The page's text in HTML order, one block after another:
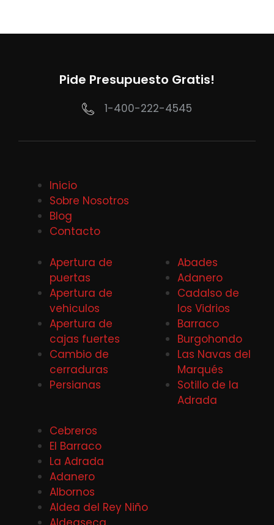
Pide Presupuesto Gratis!
1-400-222-4545
Inicio
Sobre Nosotros
Blog
Contacto
Apertura de
puertas
Apertura de
vehiculos
Apertura de
cajas fuertes
Cambio de
cerraduras
Persianas
Abades
Adanero
Cadalso de
los Vidrios
Barraco
Burgohondo
Las Navas del
Marqués
Sotillo de la
Adrada
Cebreros
El Barraco
La Adrada
Adanero
Albornos
Aldea del Rey Niño